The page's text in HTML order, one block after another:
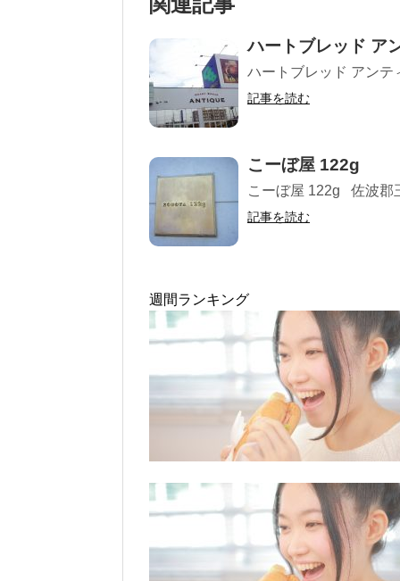
ハートブレッド ア
ハートブレッド アン
記事を読む
こーぼ屋 122g
こーぼ屋 122g 佐波郡
記事を読む
週間ランキング